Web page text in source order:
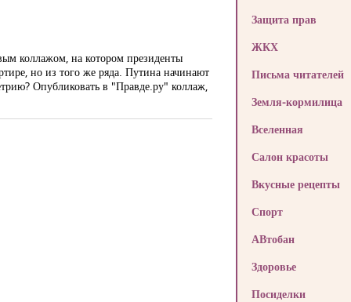
коллажом, на котором президенты
но из того же ряда. Путина начинают
Опубликовать в "Правде.ру" коллаж,
Защита прав
ЖКХ
Письма читателей
Земля-кормилица
Вселенная
Салон красоты
Вкусные рецепты
Спорт
АВтобан
Здоровье
Посиделки